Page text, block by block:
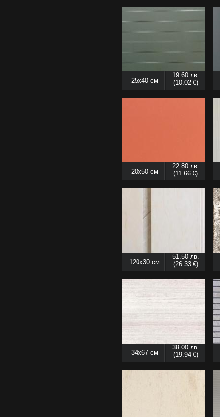
25x40 см
19.60 лв.
(10.02 €)
20x50 см
22.80 лв.
(11.66 €)
120x30 см
51.50 лв.
(26.33 €)
34x67 см
39.00 лв.
(19.94 €)